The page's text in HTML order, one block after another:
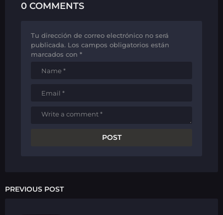
0 COMMENTS
Tu dirección de correo electrónico no será
publicada. Los campos obligatorios están
marcados con *
PREVIOUS POST